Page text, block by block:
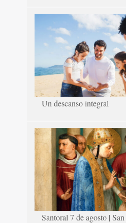
Un descanso integral
Santoral 7 de agosto |